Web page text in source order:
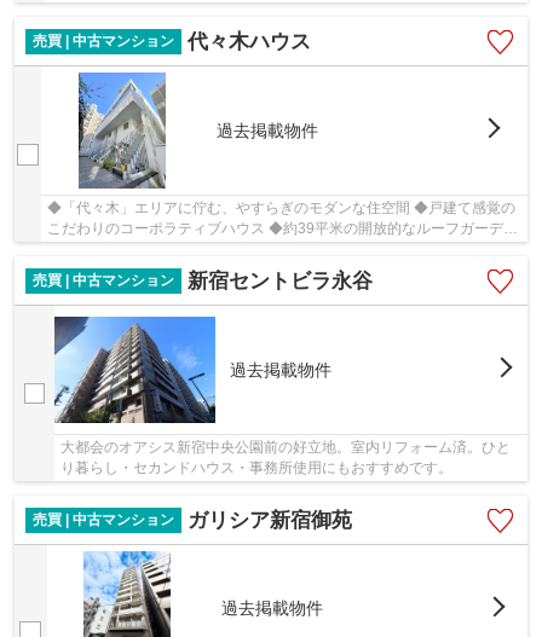
売買 | 中古マンション
代々木ハウス
過去掲載物件
◆「代々木」エリアに佇む、やすらぎのモダンな住空間 ◆戸建て感覚の
こだわりのコーポラティブハウス ◆約39平米の開放的なルーフガーデン
売買 | 中古マンション
新宿セントビラ永谷
過去掲載物件
大都会のオアシス新宿中央公園前の好立地。室内リフォーム済。ひと
り暮らし・セカンドハウス・事務所使用にもおすすめです。
売買 | 中古マンション ガリシア新宿御苑
過去掲載物件